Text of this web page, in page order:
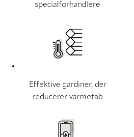
specialforhandlere
Effektive gardiner, der
reducerer varmetab